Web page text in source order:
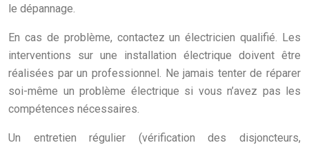
le dépannage.
En cas de problème, contactez un électricien qualifié. Les
interventions sur une installation électrique doivent être
réalisées par un professionnel. Ne jamais tenter de réparer
soi-même un problème électrique si vous n’avez pas les
compétences nécessaires.
Un entretien régulier (vérification des disjoncteurs,